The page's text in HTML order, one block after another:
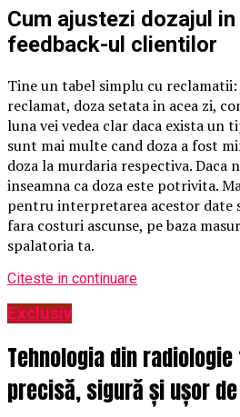
Cum ajustezi dozajul
feedback-ul clientilor
Tine un tabel simplu cu
reclamat, doza setata in acea zi,
luna vei vedea clar daca exista un
sunt mai multe cand doza a fost
doza la murdaria respectiva. Daca
inseamna ca doza este potrivita.
pentru interpretarea acestor date
fara costuri ascunse, pe baza
spalatoria ta.
Citeste in continuare
Exclusiv
Tehnologia din
precisă, sigură și ușor